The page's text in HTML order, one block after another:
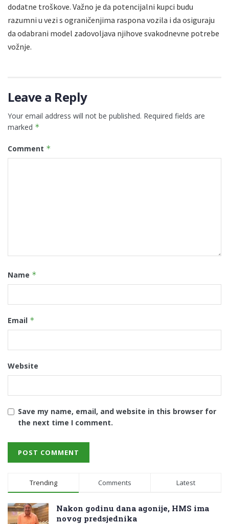
dodatne troškove. Važno je da potencijalni kupci budu
razumni u vezi s ograničenjima raspona vozila i da osiguraju
da odabrani model zadovoljava njihove svakodnevne potrebe
vožnje.
Leave a Reply
Your email address will not be published. Required fields are
marked *
Comment *
Name *
Email *
Website
Save my name, email, and website in this browser for
the next time I comment.
Trending Comments Latest
Nakon godinu dana agonije, HMS ima
novog predsjednika